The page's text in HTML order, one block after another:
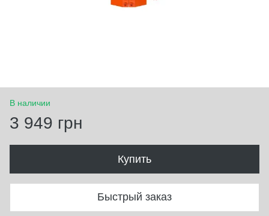
В наличии
3 949 грн
Купить
Быстрый заказ